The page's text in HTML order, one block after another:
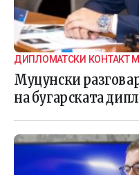
ДИПЛОМАТСКИ КОНТАКТ
Муцунски
на бугарската